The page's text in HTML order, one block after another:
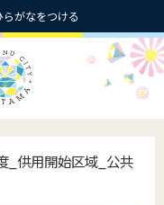
らがなをつける
_供用開始区域_公共